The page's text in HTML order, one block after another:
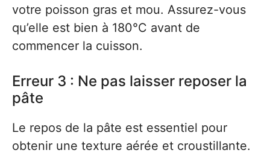
votre poisson gras et mou. Assurez-vous
qu’elle est bien à 180°C avant de
commencer la cuisson.
Erreur 3 : Ne pas laisser reposer la
pâte
Le repos de la pâte est essentiel pour
obtenir une texture aérée et croustillante.